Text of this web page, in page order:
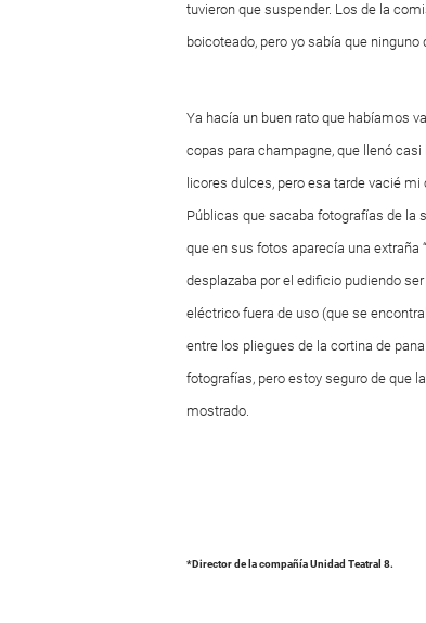
tuvieron que suspender. Los de la
boicoteado, pero yo sabía que
Ya hacía un buen rato que habíamos
copas para champagne, que llenó
licores dulces, pero esa tarde vacié
Públicas que sacaba fotografías de la
que en sus fotos aparecía una extraña
desplazaba por el edificio pudiendo
eléctrico fuera de uso (que se
entre los pliegues de la cortina de
fotografías, pero estoy seguro de que
mostrado.
*Director de la compañía Unidad Teatral 8.